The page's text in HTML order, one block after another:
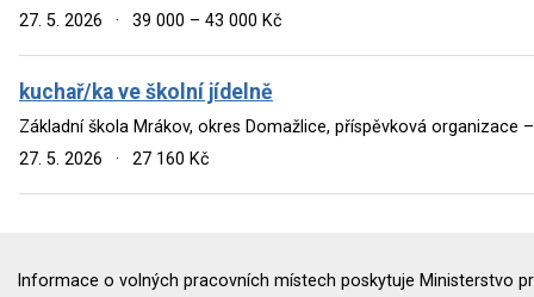
27. 5. 2026
· 39 000 – 43 000 Kč
kuchař/ka ve školní jídelně
Základní škola Mrákov, okres Domažlice, příspěvková organizace
27. 5. 2026
· 27 160 Kč
Informace o volných pracovních místech poskytuje Ministerstvo